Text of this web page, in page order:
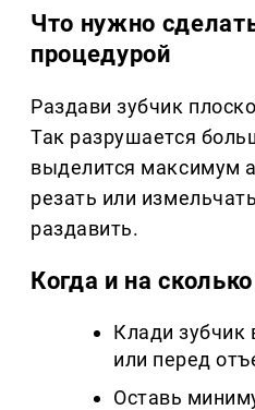
Что нужно
процедурой
Раздави зубчик
Так разрушается
выделится максимум
резать или
раздавить.
Когда и на
Клади зубчик
или перед
Оставь